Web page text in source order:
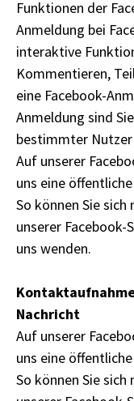
Funktionen der
Anmeldung bei
interaktive
Kommentieren,
eine Facebook-
Anmeldung sind
bestimmter Nutzer
Auf unserer
uns eine
So können Sie
unserer
uns wenden.
Nachricht
Auf unserer
uns eine
So können Sie